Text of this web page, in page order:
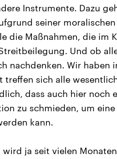
Instrumente. Dazu
seiner
die Maßnahmen, die im
Und ob
nachdenken. Wir haben
treffen sich alle
dass auch hier noch
zu schmieden, um
kann.
wird ja seit vielen